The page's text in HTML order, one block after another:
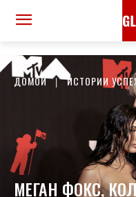
ДОМОЙ ИСТОРИИ
МЕГАН ФОКС,